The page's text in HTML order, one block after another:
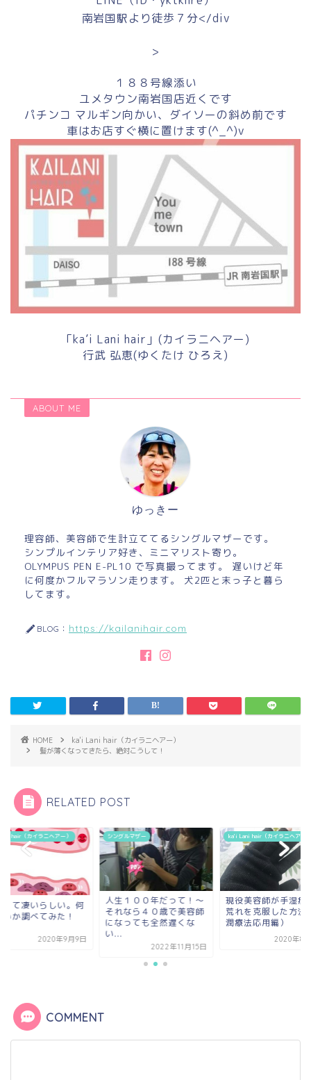
南岩国駅より徒歩７分</div
>
１８８号線添い
ユメタウン南岩国店近くです
パチンコ マルギン向かい、ダイソーの斜め前です
車はお店すぐ横に置けます(^_^)v
「ka’i Lani hair」(カイラニヘアー)
行武 弘恵(ゆくたけ ひろえ)
ABOUT ME
ゆっきー
理容師、美容師で生計立ててるシングルマザーです。
シンプルインテリア好き、ミニマリスト寄り。
OLYMPUS PEN E-PL10 で写真撮ってます。 遅いけど年
に何度かフルマラソン走ります。 犬2匹と末っ子と暮ら
してます。
BLOG： https://kailanihair.com
HOME
ka'i Lani hair（カイラニヘアー）
髪が薄くなってきたら、絶対こうして！
RELATED POST
ヘアー）
しい。何
みた！
年9月9日
シングルマザー
人生１００年だって！〜
それなら４０歳で美容師
になっても全然遅くな
い...
2022年11月15日
ka'i Lani hair（カイラニヘアー）
現役美容師が手湿疹、手
荒れを克服した方法（湿
潤療法応用編）
2020年8月21日
COMMENT